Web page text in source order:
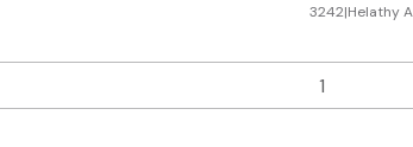
3242|Helathy